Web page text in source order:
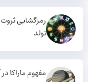
رمزگشایی
تولد
مفهوم ماراکا